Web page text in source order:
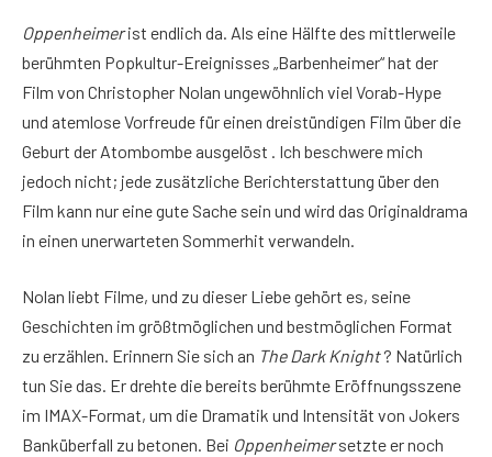
Oppenheimerist endlich da. Als eine Hälfte des mittlerweile
berühmten Popkultur-Ereignisses „Barbenheimer“ hat der
Film von Christopher Nolan ungewöhnlich viel Vorab-Hype
und atemlose Vorfreude für einen dreistündigen Film über die
Geburt der Atombombe ausgelöst . Ich beschwere mich
jedoch nicht; jede zusätzliche Berichterstattung über den
Film kann nur eine gute Sache sein und wird das Originaldrama
in einen unerwarteten Sommerhit verwandeln.
Nolan liebt Filme, und zu dieser Liebe gehört es, seine
Geschichten im größtmöglichen und bestmöglichen Format
zu erzählen. Erinnern Sie sich an The Dark Knight? Natürlich
tun Sie das. Er drehte die bereits berühmte Eröffnungsszene
im IMAX-Format, um die Dramatik und Intensität von Jokers
Banküberfall zu betonen. Bei Oppenheimersetzte er noch